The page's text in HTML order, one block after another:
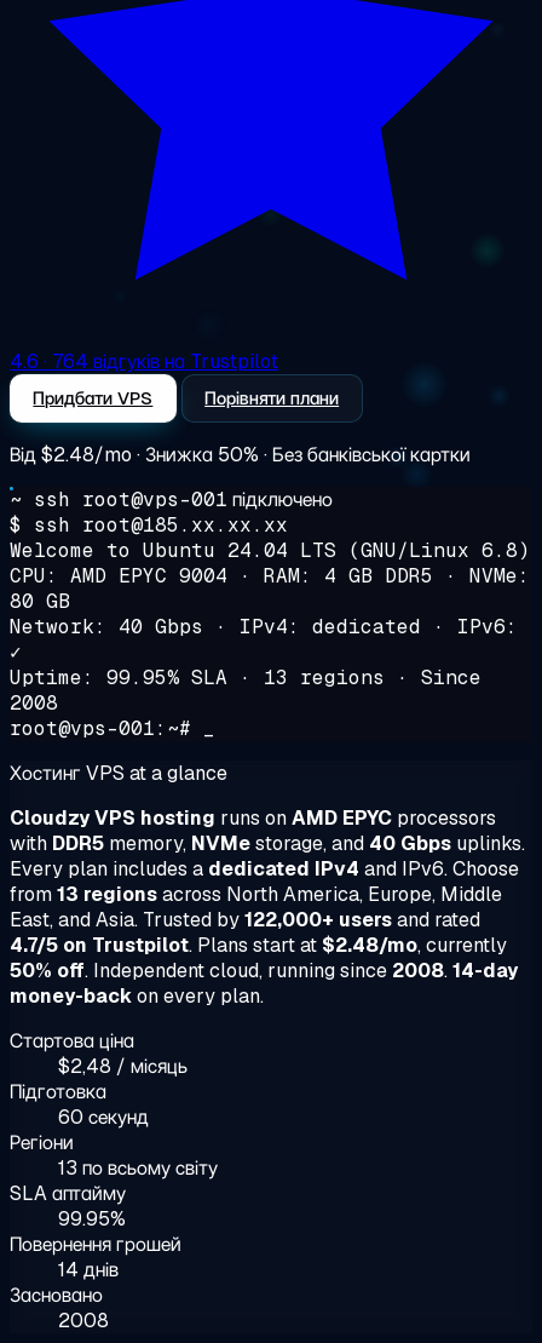
4.6 · 764 відгуків на Trustpilot
Придбати VPS Порівняти плани
Від$2.48/mo · Знижка 50% · Без банківської картки
~ ssh root@vps-001 підключено
$ ssh root@185.xx.xx.xx
Welcome to Ubuntu 24.04 LTS (GNU/Linux 6.8)
CPU: AMD EPYC 9004 · RAM: 4 GB DDR5 · NVMe:
80 GB
Network: 40 Gbps · IPv4: dedicated · IPv6:
✓
Uptime: 99.95% SLA · 13 regions · Since
2008
root@vps-001:~# _
Хостинг VPS at a glance
Cloudzy VPS hosting runs onAMD EPYC processors
with DDR5 memory, NVMestorage, and 40 Gbps uplinks.
Every plan includes a dedicated IPv4 and IPv6. Choose
from13 regionsacross North America, Europe, Middle
East, and Asia. Trusted by122,000+ usersand rated
4.7/5 on Trustpilot. Plans start at $2.48/mo, currently
50% off. Independent cloud, running since 2008.14-day
money-backon every plan.
Стартова ціна
$2,48 / місяць
Підготовка
60 секунд
Регіони
13 по всьому світу
SLA аптайму
99.95%
Повернення грошей
14 днів
Засновано
2008